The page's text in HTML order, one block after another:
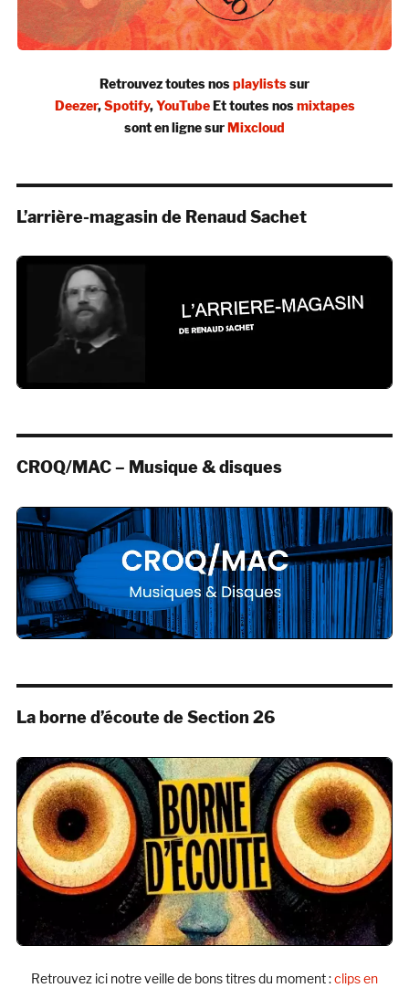
Retrouvez toutes nosplaylistssur
Deezer,Spotify,YouTubeEt toutes nosmixtapes
sont en ligne surMixcloud
L’arrière-magasin de Renaud Sachet
CROQ/MAC – Musique & disques
La borne d’écoute de Section 26
Retrouvez ici notre veille de bons titres du moment :clips en